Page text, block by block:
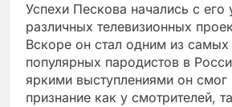
Успехи Пескова начались с его
различных телевизионных
Вскоре он стал одним из
популярных пародистов в
яркими выступлениями он смог
признание как у смотрителей,